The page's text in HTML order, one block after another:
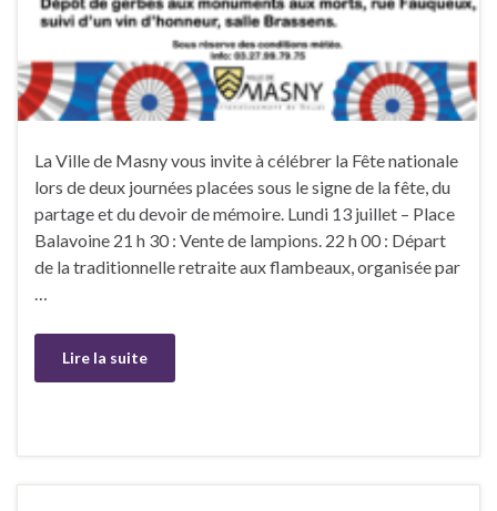
La Ville de Masny vous invite à célébrer la Fête nationale
lors de deux journées placées sous le signe de la fête, du
partage et du devoir de mémoire. Lundi 13 juillet – Place
Balavoine 21 h 30 : Vente de lampions. 22 h 00 : Départ
de la traditionnelle retraite aux flambeaux, organisée par
…
Lire la suite